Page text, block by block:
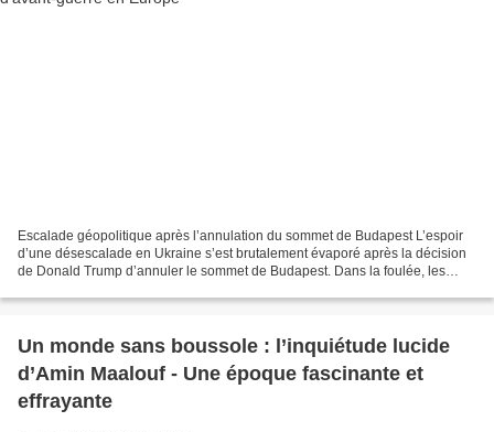
Escalade géopolitique après l’annulation du sommet de Budapest L’espoir
d’une désescalade en Ukraine s’est brutalement évaporé après la décision
de Donald Trump d’annuler le sommet de Budapest. Dans la foulée, les
Un monde sans boussole : l’inquiétude lucide
d’Amin Maalouf - Une époque fascinante et
effrayante